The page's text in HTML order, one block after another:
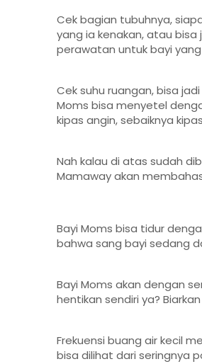
Cek bagian tubuhnya,
yang ia kenakan, atau
perawatan untuk bayi
Cek suhu ruangan, bisa
Moms bisa menyetel
kipas angin, sebaiknya
Nah kalau di atas sudah
Mamaway akan
Bayi Moms bisa tidur
bahwa sang bayi sedang
Bayi Moms akan dengan
hentikan sendiri ya?
Frekuensi buang air kecil
bisa dilihat dari seringnya